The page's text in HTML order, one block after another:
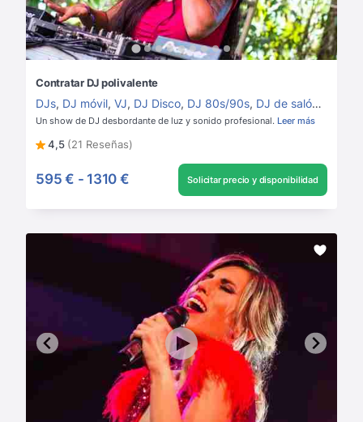
Contratar DJ polivalente
DJs, DJ móvil, VJ, DJ Disco, DJ 80s/90s, DJ de salón ,
Un show de DJ desbordante de luz y sonido profesional. Leer más
4,5 (21 Reseñas)
595 € - 1310 € Solicitar precio y disponibilidad